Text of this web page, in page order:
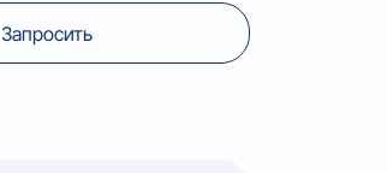
Запросить